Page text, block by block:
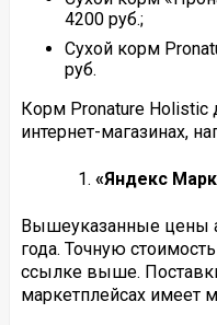
4200 руб.;
Сухой корм
руб.
Корм Pronature
интернет-магазинах,
«Яндекс
Вышеуказанные цены
года. Точную
ссылке выше.
маркетплейсах имеет